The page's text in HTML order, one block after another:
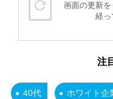
画面の更新を
経っ
注
40代 ホワイト企